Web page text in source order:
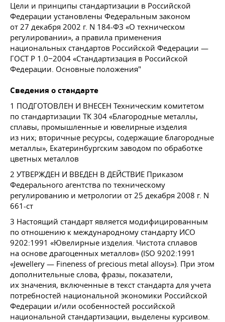
Цели и принципы стандартизации в Российской
Федерации установлены Федеральным законом
от 27 декабря 2002 г. N 184-ФЗ «О техническом
регулировании», а правила применения
национальных стандартов Российской Федерации —
ГОСТ Р 1.0−2004 «Стандартизация в Российской
Федерации. Основные положения"
Сведения о стандарте
1 ПОДГОТОВЛЕН И ВНЕСЕН Техническим комитетом
по стандартизации ТК 304 «Благородные металлы,
сплавы, промышленные и ювелирные изделия
из них; вторичные ресурсы, содержащие благородные
металлы», Екатеринбургским заводом по обработке
цветных металлов
2 УТВЕРЖДЕН И ВВЕДЕН В ДЕЙСТВИЕ Приказом
Федерального агентства по техническому
регулированию и метрологии от 25 декабря 2008 г. N
661-ст
3 Настоящий стандарт является модифицированным
по отношению к международному стандарту ИСО
9202:1991 «Ювелирные изделия. Чистота сплавов
на основе драгоценных металлов» (ISO 9202:1991
«Jewellery — Fineness of precious metal alloys»). При этом
дополнительные слова, фразы, показатели,
их значения, включенные в текст стандарта для учета
потребностей национальной экономики Российской
Федерации и/или особенностей российской
национальной стандартизации, выделены курсивом.